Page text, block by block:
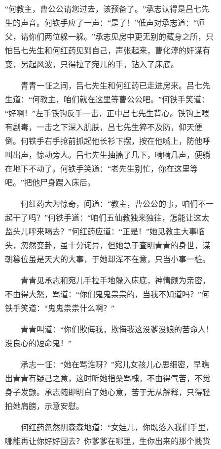
“何教主，曹公公请您过去，该预备了。”承志认得是吕七先
生的声音。何铁手应了一声：“是了！”低声对承志道：“师
父，请你们两位躲一躲。”承志见房中更无别的藏身之所，只
怕吕七先生和何红药见到自己，声张起来，曹化淳的奸谋有
变，另起风波，只得拉了宛儿的手，钻入了床底。
青青一怔之间，吕七先生和何红药已走进房来。吕七先
生道：“何教主，咱们就在这里等曹公公吧。”何铁手笑道：
“好啊！”左手铁钩反手一击，正中吕七先生背心。铁钩上喂
有剧毒，一击之下深入肌肤，吕七先生猝不及防，仰天便
倒。何铁手右手抢前抓起他长衫下摆，按在他嘴上，防他呼
叫出声，惊动旁人。吕七先生抽搐了几下，嗬嗬几声，便躺
在地下不动了。何铁手笑道：“老先生别忙，你在这里等
吧。”把他尸身踢入床后。
何红药大为惊奇，问道：“教主，曹公公的事，咱们不一
起干了吗？”何铁手道：“咱们五仙教独来独往，怎能让这太
监头儿呼来喝去？”何红药应道：“正是！”她见教主大事临
头，忽然变卦，虽十分诧异，但她急于查明青青的身世，谋
朝篡位虽是天大的大事，于她却浑不在意，只当小事一桩。
青青见承志和宛儿手拉手地躲入床底，神情颇为亲密，
不由得大怒，骂道：“你们鬼鬼祟祟的，当我不知道吗？”何
铁手笑道：“鬼鬼祟祟什么啊？”
青青叫道：“你们欺侮我，欺侮我这没爹没娘的苦命人！
没良心的短命鬼！”
承志一怔：“她在骂谁呀？”宛儿女孩儿心思细密，早瞧
出青青有疑己之意，这时听她指桑骂槐，不由得气苦，不觉
身子发颤。承志随即明白了她心意，苦于无从解释，只得轻
拍她肩膀，示意安慰。
何红药忽然阴森森地道：“女娃儿，你既落入我们手里，
哪能再让你好好回去？你爹爹在哪里，生你出来的那个贱货